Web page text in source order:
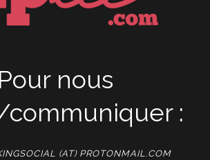
Pour nous
:
(AT) PROTONMAIL.COM